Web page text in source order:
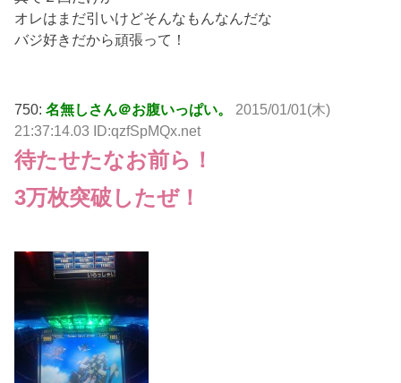
オレはまだ引いけどそんなもんなんだな
バジ好きだから頑張って！
750:名無しさん＠お腹いっぱい。
2015/01/01(木)
21:37:14.03 ID:qzfSpMQx.net
待たせたなお前ら！
3万枚突破したぜ！